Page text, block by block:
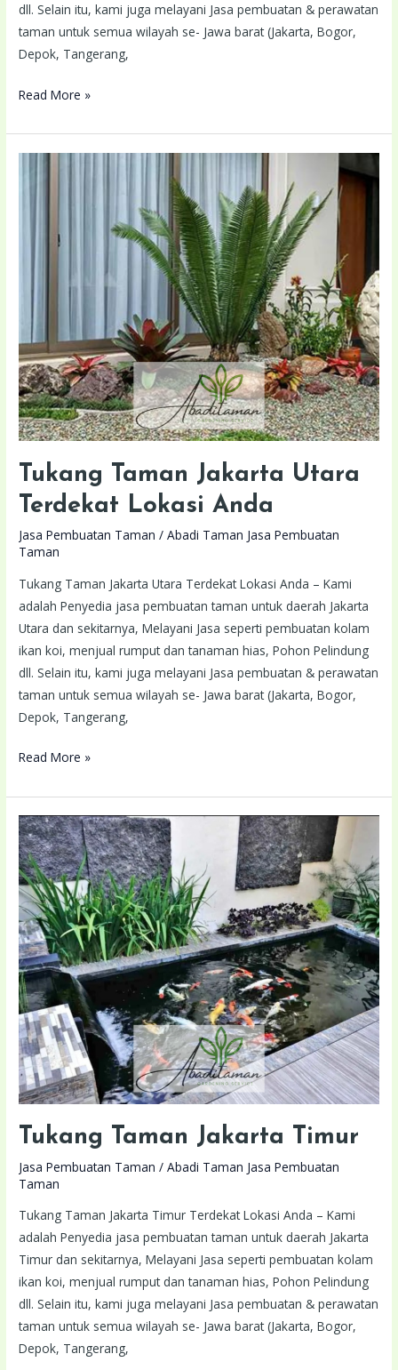
dll. Selain itu, kami juga melayani Jasa pembuatan & perawatan
taman untuk semua wilayah se- Jawa barat (Jakarta, Bogor,
Depok, Tangerang,
Read More »
Tukang Taman Jakarta Utara
Terdekat Lokasi Anda
Jasa Pembuatan Taman /Abadi Taman Jasa Pembuatan
Taman
Tukang Taman Jakarta Utara Terdekat Lokasi Anda – Kami
adalah Penyedia jasa pembuatan taman untuk daerah Jakarta
Utara dan sekitarnya, Melayani Jasa seperti pembuatan kolam
ikan koi, menjual rumput dan tanaman hias, Pohon Pelindung
dll. Selain itu, kami juga melayani Jasa pembuatan & perawatan
taman untuk semua wilayah se- Jawa barat (Jakarta, Bogor,
Depok, Tangerang,
Terdekat
Read More »
Tukang Taman Jakarta Timur
Jasa Pembuatan Taman /Abadi Taman Jasa Pembuatan
Taman
Tukang Taman Jakarta Timur Terdekat Lokasi Anda – Kami
adalah Penyedia jasa pembuatan taman untuk daerah Jakarta
Timur dan sekitarnya, Melayani Jasa seperti pembuatan kolam
ikan koi, menjual rumput dan tanaman hias, Pohon Pelindung
dll. Selain itu, kami juga melayani Jasa pembuatan & perawatan
taman untuk semua wilayah se- Jawa barat (Jakarta, Bogor,
Depok, Tangerang,
Tukang
Taman
Jakarta
Timur